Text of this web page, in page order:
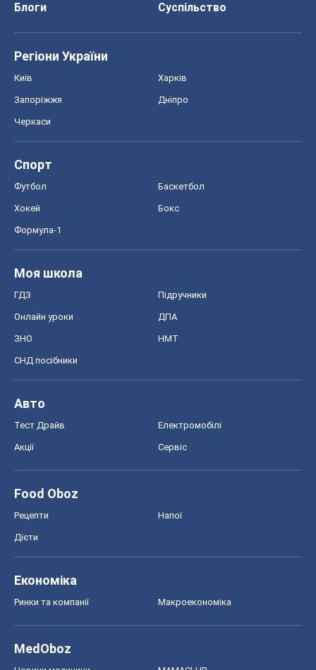
Блоги
Суспільство
Регіони України
Київ Харків
Запоріжжя Дніпро
Черкаси
Спорт
Футбол Баскетбол
Хокей Бокс
Формула-1
Моя школа
ГДЗ Підручники
Онлайн уроки ДПА
ЗНО НМТ
СНД посібники
Авто
Тест Драйв Електромобілі
Акції Сервіс
Food Oboz
Рецепти Напої
Дієти
Економіка
Ринки та компанії Макроекономіка
MedOboz